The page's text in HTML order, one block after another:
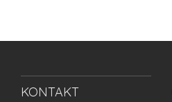
KONTAKT